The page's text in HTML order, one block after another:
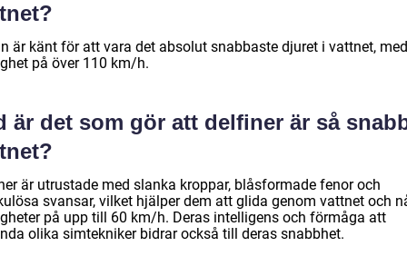
är känt för att vara det absolut snabbaste djuret i vattnet,
på över 110 km/h.
är det som gör att delfiner är så
är utrustade med slanka kroppar, blåsformade fenor och
svansar, vilket hjälper dem att glida genom vattnet och
på upp till 60 km/h. Deras intelligens och förmåga att
olika simtekniker bidrar också till deras snabbhet.